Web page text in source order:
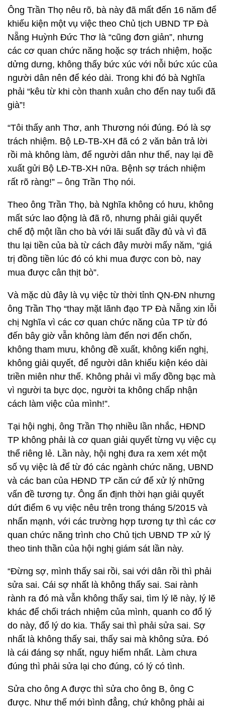
Ông Trần Thọ nêu rõ, bà này đã mất đến 16 năm để
khiếu kiện một vụ việc theo Chủ tịch UBND TP Đà
Nẵng Huỳnh Đức Thơ là “cũng đơn giản”, nhưng
các cơ quan chức năng hoặc sợ trách nhiệm, hoặc
dửng dưng, không thấy bức xúc với nỗi bức xúc của
người dân nên để kéo dài. Trong khi đó bà Nghĩa
phải “kêu từ khi còn thanh xuân cho đến nay tuổi đã
già”!
“Tôi thấy anh Thơ, anh Thương nói đúng. Đó là sợ
trách nhiệm. Bộ LĐ-TB-XH đã có 2 văn bản trả lời
rồi mà không làm, để người dân như thế, nay lại đề
xuất gửi Bộ LĐ-TB-XH nữa. Bệnh sợ trách nhiệm
rất rõ ràng!” – ông Trần Thọ nói.
Theo ông Trần Thọ, bà Nghĩa không có hưu, không
mất sức lao động là đã rõ, nhưng phải giải quyết
chế độ một lần cho bà với lãi suất đầy đủ và vì đã
thu lại tiền của bà từ cách đây mười mấy năm, “giá
trị đồng tiền lúc đó có khi mua được con bò, nay
mua được cân thịt bò”.
Và mặc dù đây là vụ việc từ thời tỉnh QN-ĐN nhưng
ông Trần Thọ “thay mặt lãnh đạo TP Đà Nẵng xin lỗi
chị Nghĩa vì các cơ quan chức năng của TP từ đó
đến bây giờ vẫn không làm đến nơi đến chốn,
không tham mưu, không đề xuất, không kiến nghị,
không giải quyết, để người dân khiếu kiện kéo dài
triền miên như thế. Không phải vì mấy đồng bạc mà
vì người ta bực dọc, người ta không chấp nhận
cách làm việc của mình!”.
Tại hội nghị, ông Trần Thọ nhiều lần nhắc, HĐND
TP không phải là cơ quan giải quyết từng vụ việc cụ
thể riêng lẻ. Lần này, hội nghị đưa ra xem xét một
số vụ việc là để từ đó các ngành chức năng, UBND
và các ban của HĐND TP căn cứ để xử lý những
vấn đề tương tự. Ông ấn định thời hạn giải quyết
dứt điểm 6 vụ việc nêu trên trong tháng 5/2015 và
nhấn mạnh, với các trường hợp tương tự thì các cơ
quan chức năng trình cho Chủ tịch UBND TP xử lý
theo tinh thần của hội nghị giám sát lần này.
“Đừng sợ, mình thấy sai rồi, sai với dân rồi thì phải
sửa sai. Cái sợ nhất là không thấy sai. Sai rành
rành ra đó mà vẫn không thấy sai, tìm lý lẽ này, lý lẽ
khác để chối trách nhiệm của mình, quanh co đổ lý
do này, đổ lý do kia. Thấy sai thì phải sửa sai. Sợ
nhất là không thấy sai, thấy sai mà không sửa. Đó
là cái đáng sợ nhất, nguy hiểm nhất. Làm chưa
đúng thì phải sửa lại cho đúng, có lý có tình.
Sửa cho ông A được thì sửa cho ông B, ông C
được. Như thế mới bình đẳng, chứ không phải ai